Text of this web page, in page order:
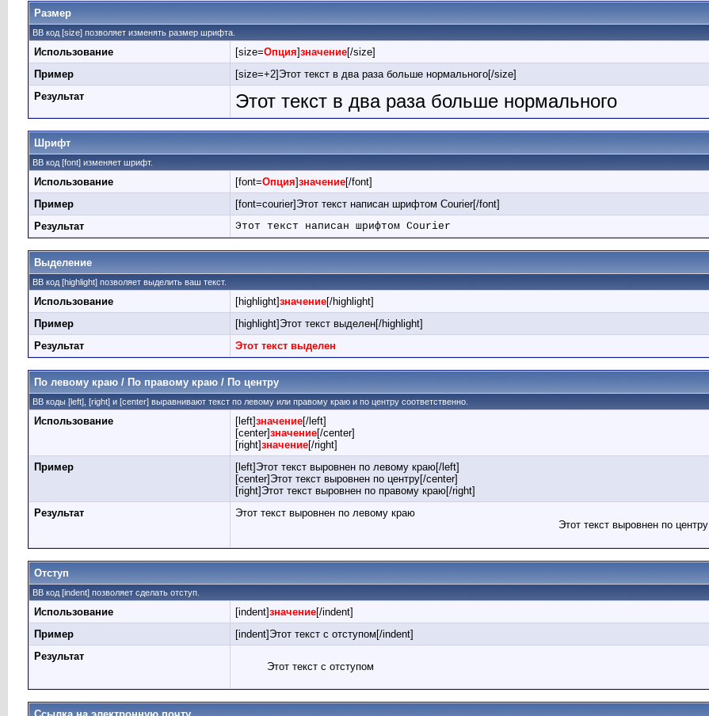
Размер
BB код [size] позволяет изменять размер шрифта.
Использование [size=Опция]значение[/size]
Пример
[size=+2]Этот текст в два раза больше нормального[/size]
Результат
Этот текст в два раза больше нормального
Шрифт
BB код [font] изменяет шрифт.
Использование [font=Опция]значение[/font]
Пример
[font=courier]Этот текст написан шрифтом Courier[/font]
Результат
Этот текст написан шрифтом Courier
Выделение
BB код [highlight] позволяет выделить ваш текст.
Использование [highlight]значение[/highlight]
Пример
[highlight]Этот текст выделен[/highlight]
Результат
Этот текст выделен
По левому краю / По правому краю / По центру
BB коды [left], [right] и [center] выравнивают текст по левому или правому краю и по центру соответственно.
Использование [left]значение[/left]
[center]значение[/center]
[right]значение[/right]
Пример
[left]Этот текст выровнен по левому краю[/left]
[center]Этот текст выровнен по центру[/center]
[right]Этот текст выровнен по правому краю[/right]
Результат
Этот текст выровнен по левому краю
Этот текст выровнен по центру
Отступ
BB код [indent] позволяет сделать отступ.
Использование [indent]значение[/indent]
Пример
[indent]Этот текст с отступом[/indent]
Результат
Этот текст с отступом